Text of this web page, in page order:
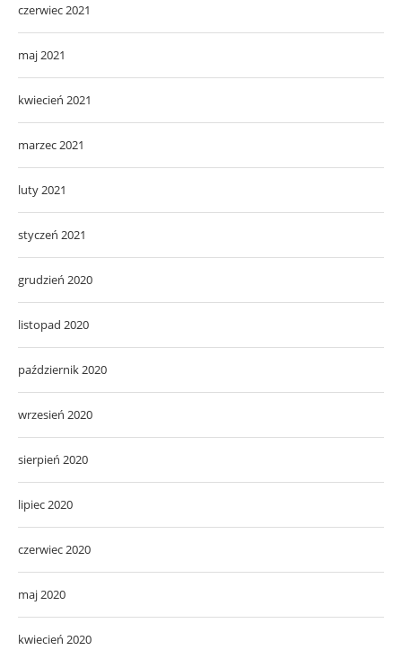
czerwiec 2021
maj 2021
kwiecień 2021
marzec 2021
luty 2021
styczeń 2021
grudzień 2020
listopad 2020
październik 2020
wrzesień 2020
sierpień 2020
lipiec 2020
czerwiec 2020
maj 2020
kwiecień 2020